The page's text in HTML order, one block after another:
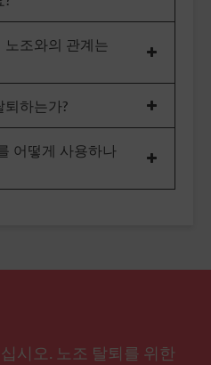
노조와의 관계는
하는가?
어떻게 사용하나
시오. 노조 탈퇴를 위한